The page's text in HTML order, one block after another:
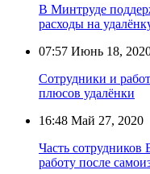
В Минтруде
расходы на
07:57 Июнь 18,
Сотрудники и
плюсов удалёнки
16:48 Май 27, 2020
Часть
работу после